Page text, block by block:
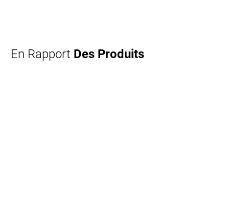
En Rapport Des Produits